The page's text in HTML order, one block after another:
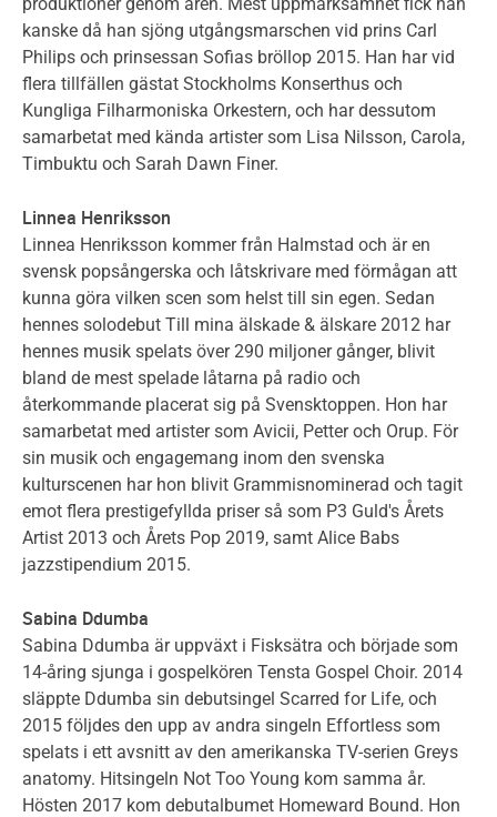
kanske då han sjöng utgångsmarschen vid prins Carl
Philips och prinsessan Sofias bröllop 2015. Han har vid
flera tillfällen gästat Stockholms Konserthus och
Kungliga Filharmoniska Orkestern, och har dessutom
samarbetat med kända artister som Lisa Nilsson, Carola,
Timbuktu och Sarah Dawn Finer.
Linnea Henriksson
Linnea Henriksson kommer från Halmstad och är en
svensk popsångerska och låtskrivare med förmågan att
kunna göra vilken scen som helst till sin egen. Sedan
hennes solodebut Till mina älskade & älskare 2012 har
hennes musik spelats över 290 miljoner gånger, blivit
bland de mest spelade låtarna på radio och
återkommande placerat sig på Svensktoppen. Hon har
samarbetat med artister som Avicii, Petter och Orup. För
sin musik och engagemang inom den svenska
kulturscenen har hon blivit Grammisnominerad och tagit
emot flera prestigefyllda priser så som P3 Guld's Årets
Artist 2013 och Årets Pop 2019, samt Alice Babs
jazzstipendium 2015.
Sabina Ddumba
Sabina Ddumba är uppväxt i Fisksätra och började som
14-åring sjunga i gospelkören Tensta Gospel Choir. 2014
släppte Ddumba sin debutsingel Scarred for Life, och
2015 följdes den upp av andra singeln Effortless som
spelats i ett avsnitt av den amerikanska TV-serien Greys
anatomy. Hitsingeln Not Too Young kom samma år.
Hösten 2017 kom debutalbumet Homeward Bound. Hon